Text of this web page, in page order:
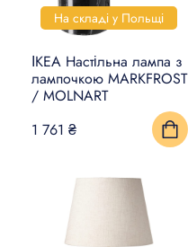
На складі у Польщі
ІКЕА Настільна лампа з
лампочкою MARKFROST
/ MOLNART
1 761 ₴